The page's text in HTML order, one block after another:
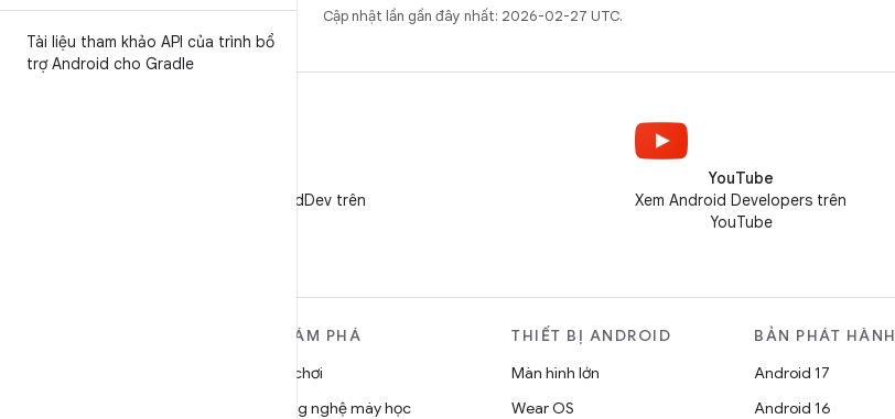
Tài liệu tham khảo API của trình bổ
trợ Android cho Gradle
Cập nhật lần gần đây nhất: 2026-02-27 UTC.
Theo dõi @AndroidDev trên
YouTube
Xem Android Developers trên
YouTube
KHÁM PHÁ
Trò chơi
Công nghệ máy học
THIẾT BỊ ANDROID
Màn hình lớn
Wear OS
BẢN PHÁT HÀNH
Android 17
Android 16